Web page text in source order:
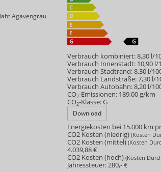
Agavengrau
Verbrauch kombiniert:8,30 l/
Verbrauch Innenstadt: 10,90 l/
Verbrauch Stadtrand:8,30 l/
Verbrauch Landstraße:7,30 l/
Verbrauch Autobahn:8,20 l/
CO2-Emissionen: 189,00 g/km
CO2-Klasse:G
Download
Energiekosten bei 15.000 km
CO2 Kosten (niedrig)(Kosten
CO2 Kosten (mittel)(Kosten
4.039,88 €
CO2 Kosten (hoch)(Kosten
Jahressteuer:280,- €